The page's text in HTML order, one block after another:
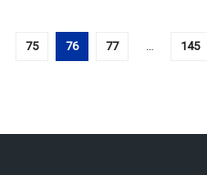
75 76 77 145